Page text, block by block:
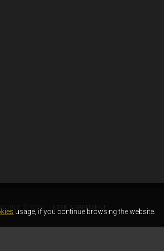
usage, if you continue browsing the website.
© 2026 USER AGREEMENT